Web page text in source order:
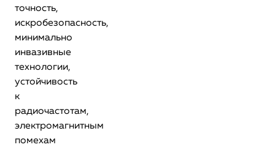
точность,
искробезопасность,
минимально
инвазивные
технологии,
устойчивость
к
радиочастотам,
электромагнитным
помехам